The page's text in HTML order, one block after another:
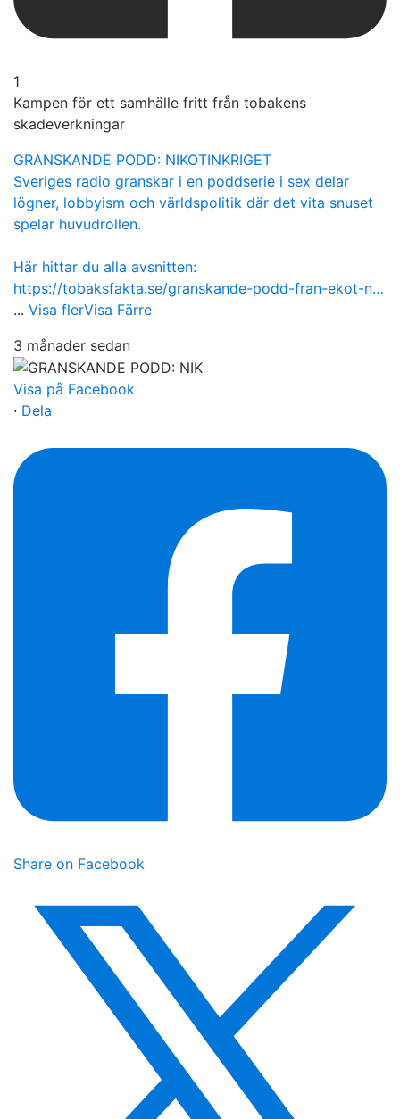
1
Kampen för ett samhälle fritt från tobakens
skadeverkningar
GRANSKANDE PODD: NIKOTINKRIGET
Sveriges radio granskar i en poddserie i sex delar
lögner, lobbyism och världspolitik där det vita snuset
spelar huvudrollen.
Här hittar du alla avsnitten:
https://tobaksfakta.se/granskande-podd-fran-ekot-n…
... Visa flerVisa Färre
3 månader sedan
Visa på Facebook
· Dela
Share on Facebook